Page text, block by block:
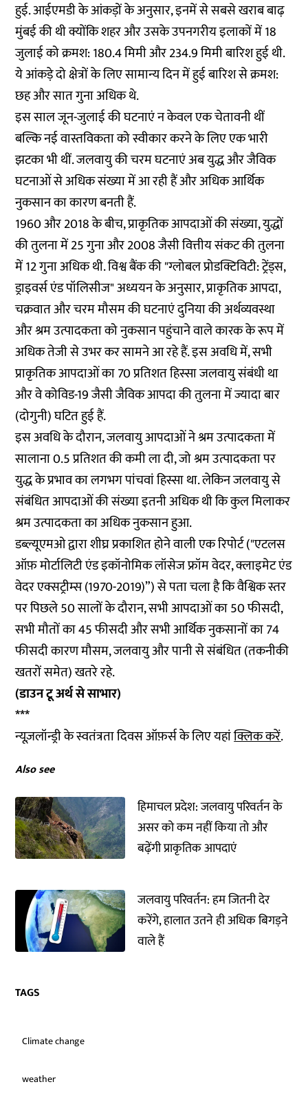
हुई. आईएमडी के आंकड़ों के अनुसार, इनमें से सबसे खराब बाढ़
मुंबई की थी क्योंकि शहर और उसके उपनगरीय इलाकों में 18
जुलाई को क्रमश: 180.4 मिमी और 234.9 मिमी बारिश हुई थी.
ये आंकड़े दो क्षेत्रों के लिए सामान्य दिन में हुई बारिश से क्रमश:
छह और सात गुना अधिक थे.
इस साल जून-जुलाई की घटनाएं न केवल एक चेतावनी थीं
बल्कि नई वास्तविकता को स्वीकार करने के लिए एक भारी
झटका भी थीं. जलवायु की चरम घटनाएं अब युद्ध और जैविक
घटनाओं से अधिक संख्या में आ रही हैं और अधिक आर्थिक
नुकसान का कारण बनती हैं.
1960 और 2018 के बीच, प्राकृतिक आपदाओं की संख्या, युद्धों
की तुलना में 25 गुना और 2008 जैसी वित्तीय संकट की तुलना
में 12 गुना अधिक थी. विश्व बैंक की "ग्लोबल प्रोडक्टिविटी: ट्रेंड्स,
ड्राइवर्स एंड पॉलिसीज" अध्ययन के अनुसार, प्राकृतिक आपदा,
चक्रवात और चरम मौसम की घटनाएं दुनिया की अर्थव्यवस्था
और श्रम उत्पादकता को नुकसान पहुंचाने वाले कारक के रूप में
अधिक तेजी से उभर कर सामने आ रहे हैं. इस अवधि में, सभी
प्राकृतिक आपदाओं का 70 प्रतिशत हिस्सा जलवायु संबंधी था
और वे कोविड-19 जैसी जैविक आपदा की तुलना में ज्यादा बार
(दोगुनी) घटित हुई हैं.
इस अवधि के दौरान, जलवायु आपदाओं ने श्रम उत्पादकता में
सालाना 0.5 प्रतिशत की कमी ला दी, जो श्रम उत्पादकता पर
युद्ध के प्रभाव का लगभग पांचवां हिस्सा था. लेकिन जलवायु से
संबंधित आपदाओं की संख्या इतनी अधिक थी कि कुल मिलाकर
श्रम उत्पादकता का अधिक नुकसान हुआ.
डब्ल्यूएमओ द्वारा शीघ्र प्रकाशित होने वाली एक रिपोर्ट ("एटलस
ऑफ़ मोर्टालिटी एंड इकॉनोमिक लॉसेज फ्रॉम वेदर, क्लाइमेट एंड
वेदर एक्सट्रीम्स (1970-2019)”) से पता चला है कि वैश्विक स्तर
पर पिछले 50 सालों के दौरान, सभी आपदाओं का 50 फीसदी,
सभी मौतों का 45 फीसदी और सभी आर्थिक नुकसानों का 74
फीसदी कारण मौसम, जलवायु और पानी से संबंधित (तकनीकी
खतरों समेत) खतरे रहे.
(डाउन टू अर्थ से साभार)
***
न्यूज़लॉन्ड्री के स्वतंत्रता दिवस ऑफ़र्स के लिए यहांक्लिक करें.
Also see
हिमाचल प्रदेश: जलवायु परिवर्तन के
असर को कम नहीं किया तो और
बढ़ेंगी प्राकृतिक आपदाएं
जलवायु परिवर्तन: हम जितनी देर
करेंगे, हालात उतने ही अधिक बिगड़ने
वाले हैं
TAGS
Climate change
weather